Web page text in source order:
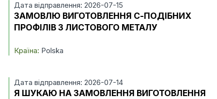
Дата відправлення: 2026-07-15
ЗАМОВЛЮ ВИГОТОВЛЕННЯ С-ПОДІБНИХ
ПРОФІЛІВ З ЛИСТОВОГО МЕТАЛУ
Країна: Polska
Дата відправлення: 2026-07-14
Я ШУКАЮ НА ЗАМОВЛЕННЯ ВИГОТОВЛЕННЯ